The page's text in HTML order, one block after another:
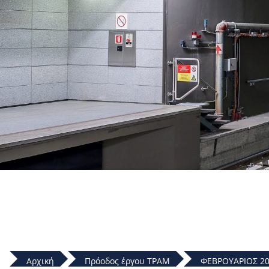
Αρχική Πρόοδος έργου ΤΡΑΜ ΦΕΒΡΟΥΑΡΙΟΣ